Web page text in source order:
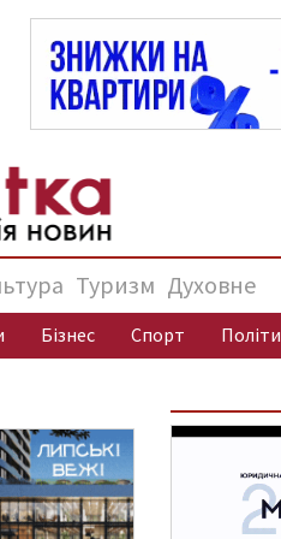
Туризм Духовне
Бізнес Спорт